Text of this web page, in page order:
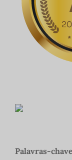
Palavras-chave